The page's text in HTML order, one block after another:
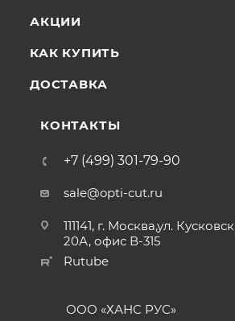
АКЦИИ
КАК КУПИТЬ
ДОСТАВКА
КОНТАКТЫ
+7 (499) 301-79-90
sale@opti-cut.ru
111141, г. Москва,ул.
20А, офис В-315
Rutube
ООО «ХАНС РУС»